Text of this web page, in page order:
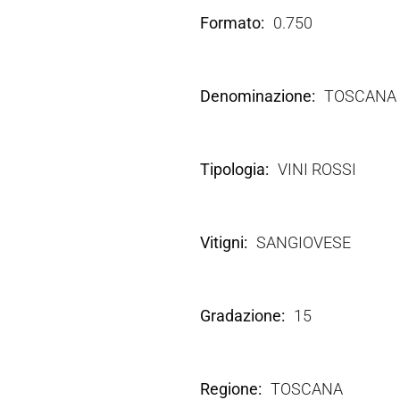
Formato 0.750
Denominazione TOSCANA
Tipologia VINI ROSSI
Vitigni SANGIOVESE
Gradazione 15
Regione TOSCANA